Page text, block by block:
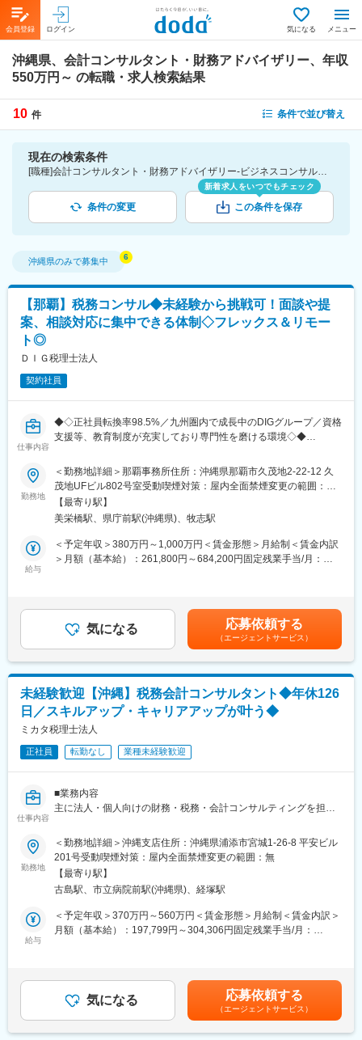
会員登録 ログイン 気になる メニュー
沖縄県、会計コンサルタント・財務アドバイザリー、年収
550万円～ の転職・求人検索結果
10 件 条件で並び替え
現在の検索条件
[職種]会計コンサルタント・財務アドバイザリー-ビジネスコンサルタント [勤務地]沖縄県 [年収]550万円～
条件の変更
新着求人をいつでもチェック
この条件を保存
沖縄県のみで募集中
【那覇】税務コンサル◆未経験から挑戦可！面談や提
案、相談対応に集中できる体制◇フレックス＆リモー
ト◎
ＤＩＧ税理士法人
契約社員
仕事内容
◆◇正社員転換率98.5%／九州圏内で成長中のDIGグループ／資格
支援等、教育制度が充実しており専門性を磨ける環境◇◆
税務・会計を中核に、労務、人事、不動産、M&A、財務コンサル
ティングなどをワンストップで提供するDIGグループにて税務コ
ンサルタントをお任せいたします。
■業務内容：
税務コンサルティング部に所属し、税務顧問を中心としたクライ
アント対応と提案業務をお任せします。記帳代行・申告書作成を
＜具体的な業務＞
・クライアント対応（チャット・電話・オンライン／対面面談）
・試算表、税務申告書、決算書のチェック
・クラウド会計ツール（MFクラウド会計、freee等）の導入支
援 ほか
※ご希望や適性に応じて、相続税・贈与税申告のフロント対応、
M&A・IPO支援などのソリューション提案にもチャレンジ可能で
す。
■魅力ポイント：
・製販分離＋メイン／サブ担当のユニット制で、一人で抱え込ま
ず顧問フロント・提案に集中できます。
で対応しており、税務の枠を超えた幅広い経験・専門性を身につ
けられます。
・フレックスタイム制や税理士試験休暇、大学院・予備校奨学
金、TAC法人割引など、資格取得・スキルアップを後押しする制
■組織構成・働き方：
す。日常的な情報共有や相談がしやすく、同世代で切磋琢磨でき
る環境です。
忘年会や繁忙期明けの打ち上げ、サークル活動補助制度など、コ
ミュニティを大切にするカルチャーも特徴です。フレックスタイ
勤務地
＜勤務地詳細＞那覇事務所住所：沖縄県那覇市久茂地2-22-12 久
茂地UFビル802号室受動喫煙対策：屋内全面禁煙変更の範囲：会
社の定める事業所
【最寄り駅】
美栄橋駅、県庁前駅(沖縄県)、牧志駅
給与
＜予定年収＞380万円～1,000万円＜賃金形態＞月給制＜賃金内訳
＞月額（基本給）：261,800円～684,200円固定残業手当/月：
【賞与】年2回（支給の有無・金額は評価項目の達成度に応じて決
定）【昇給】年2回（評価項目の達成度に応じて決定）賃金はあく
までも目安の金額であり、選考を通じて上下する可能性がありま
す。月給(月額)は固定手当を含めた表記です。
気になる 応募依頼する
（エージェントサービス）
未経験歓迎【沖縄】税務会計コンサルタント◆年休126
日／スキルアップ・キャリアアップが叶う◆
ミカタ税理士法人
正社員 転勤なし 業種未経験歓迎
仕事内容
■業務内容
主に法人・個人向けの財務・税務・会計コンサルティングを担当
【具体的には】
・月次決算業務
・会計・税務顧問、コンサルティング
・創業・会社設立支援
・事業計画作成支援
・資金調達支援
社内には事業承継・相続対策部門や法人部門などその分野に長け
たスペシャリストが在籍しています。
クライアントには最適なソリューションを提供するため、自分の
勤務地
＜勤務地詳細＞沖縄支店住所：沖縄県浦添市宮城1-26-8 平安ビル
201号受動喫煙対策：屋内全面禁煙変更の範囲：無
【最寄り駅】
古島駅、市立病院前駅(沖縄県)、経塚駅
給与
＜予定年収＞370万円～560万円＜賃金形態＞月給制＜賃金内訳＞
月額（基本給）：197,799円～304,306円固定残業手当/月：
（前職）および経験・能力を考慮したうえで決定します。年収
例：年収390万円/20代後半 実務未経験入社/初年度年収年収500
万円/30代前半 実務経験4年入社/初年度年収年収1,100万円/30代
半ば 経験10年(役職：部長)賃金はあくまでも目安の金額であ
気になる 応募依頼する
（エージェントサービス）